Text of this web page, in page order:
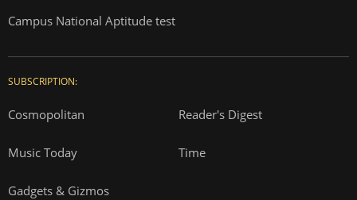
Campus National Aptitude test
SUBSCRIPTION:
Cosmopolitan Reader's Digest
Music Today Time
Gadgets & Gizmos